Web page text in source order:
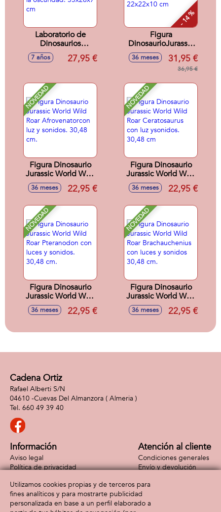
Laboratorio de
Dinosaurios
Jurassic World. Se
iluminan en la
7 años 27,95 €
- 14 %
Figura
DinosaurioJurassic
World Carnotaurus
22x22x10 cm
36 meses 31,95 €
36,95 €
NOVEDAD
Figura Dinosaurio
Jurassic World Wild
Roar
Afrovenatorcon luz
cm.
36 meses 22,95 €
NOVEDAD
Figura Dinosaurio
Jurassic World Wild
Roar Ceratosaurus
con luz ysonidos.
36 meses 22,95 €
NOVEDAD
Figura Dinosaurio
Jurassic World Wild
Roar Pteranodon
con luces y
36 meses 22,95 €
NOVEDAD
Figura Dinosaurio
Jurassic World Wild
Roar
Brachauchenius
30,48 cm.
36 meses 22,95 €
Cadena Ortiz
Rafael Alberti S/N
04610 -Cuevas Del Almanzora ( Almeria )
660 49 39 40
Información
Aviso legal
Política de privacidad
Atención al cliente
Condiciones generales
Envío y devolución
Formas de pago
Utilizamos cookies propias y de terceros para
fines analíticos y para mostrarte publicidad
personalizada en base a un perfil elaborado a